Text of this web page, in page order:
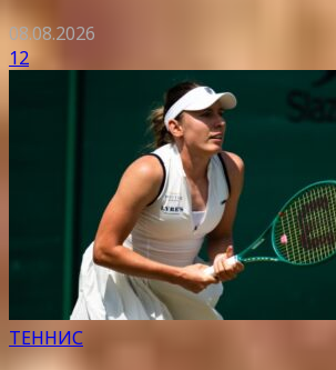
08.08.2026
12
ТЕННИС